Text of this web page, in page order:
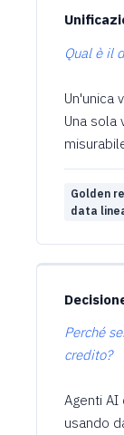
Qual è il
Un'unica
Una sola
Golden
data
Perché
credito?
Agenti
usando